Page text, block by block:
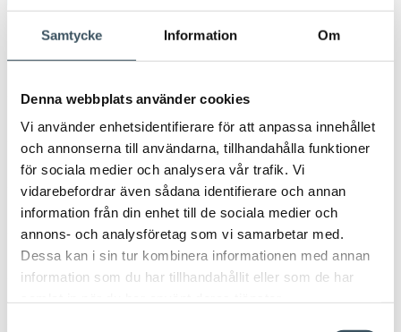
Samtycke Information Om
Denna webbplats använder cookies
Vi använder enhetsidentifierare för att anpassa innehållet
och annonserna till användarna, tillhandahålla funktioner
för sociala medier och analysera vår trafik. Vi
vidarebefordrar även sådana identifierare och annan
information från din enhet till de sociala medier och
annons- och analysföretag som vi samarbetar med.
Dessa kan i sin tur kombinera informationen med annan
information som du har tillhandahållit eller som de har
2026
2024
2023
2022
2021
2020